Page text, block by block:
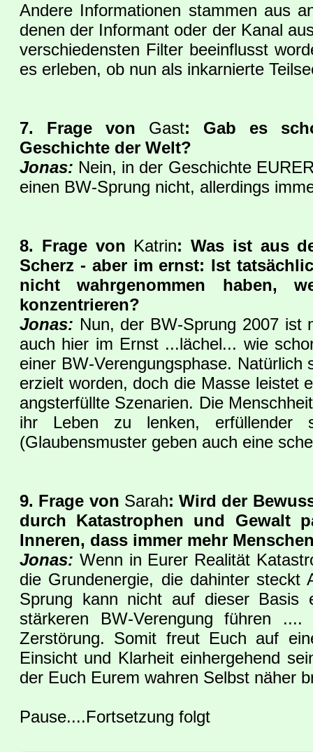
Andere Informationen stammen aus
denen der Informant oder der Kanal
verschiedensten Filter beeinflusst
es erleben, ob nun als inkarnierte
7. Frage von Gast: Gab es
Geschichte der Welt?
Jonas: Nein, in der Geschichte
einen BW-Sprung nicht, allerdings
8. Frage von Katrin: Was ist aus
Scherz - aber im ernst: Ist
nicht wahrgenommen haben,
konzentrieren?
Jonas: Nun, der BW-Sprung 2007 ist
auch hier im Ernst ...lächel... wie
einer BW-Verengungsphase.
erzielt worden, doch die Masse leistet
angsterfüllte Szenarien. Die
ihr Leben zu lenken, erfüllender
(Glaubensmuster geben auch eine
9. Frage von Sarah: Wird der
durch Katastrophen und Gewalt
Inneren, dass immer mehr
Jonas: Wenn in Eurer Realität
die Grundenergie, die dahinter
Sprung kann nicht auf dieser
stärkeren BW-Verengung führen
Zerstörung. Somit freut Euch auf
Einsicht und Klarheit einhergehend
der Euch Eurem wahren Selbst näher
Pause....Fortsetzung folgt